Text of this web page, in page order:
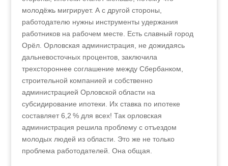
молодёжь мигрирует. А с другой стороны,
работодателю нужны инструменты удержания
работников на рабочем месте. Есть славный город
Орёл. Орловская администрация, не дожидаясь
дальневосточных процентов, заключила
трехстороннее соглашение между Сбербанком,
строительной компанией и собственно
администрацией Орловской области на
субсидирование ипотеки. Их ставка по ипотеке
составляет 6,2 % для всех! Так орловская
администрация решила проблему с отъездом
молодых людей из области. Это же не только
проблема работодателей. Она общая.